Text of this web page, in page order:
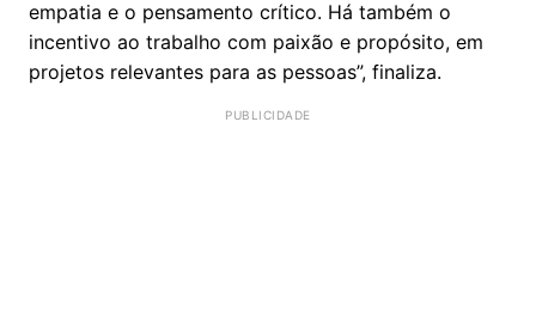
empatia e o pensamento crítico. Há também o
incentivo ao trabalho com paixão e propósito, em
projetos relevantes para as pessoas”, finaliza.